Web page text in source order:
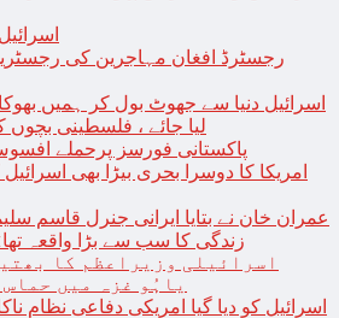
رجسٹرڈ افغان مہاجرین کی
اسرائیل دنیا سے جھوٹ بول کر ہمیں بھوکا
لیا جائے ، فلسطینی
پاکستانی فورسز پرحملے
امریکا کا دوسرا بحری بیڑا بھی
عمران خان نے بتایا ایرانی جنرل قاسم
زندگی کا سب سے بڑا واقعہ
اسرائیلی وزیراعظم کا
یاہُو غزہ میں حماس
اسرائیل کو دیا گیا امریکی دفاعی نظام